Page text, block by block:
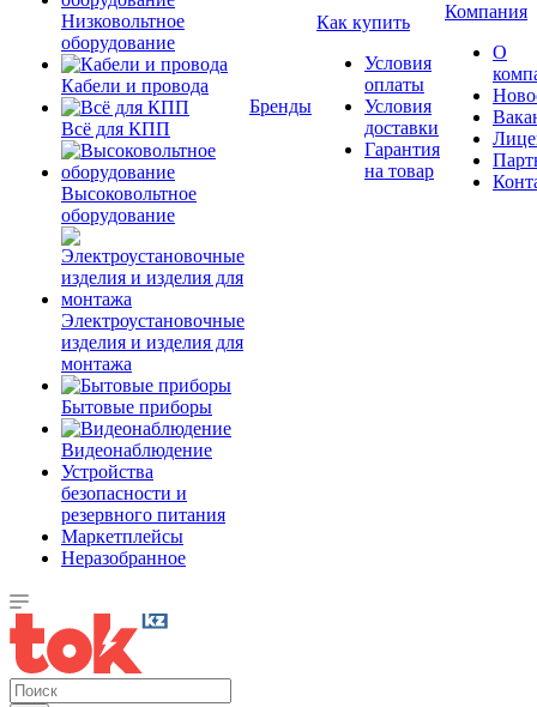
Низковольтное
оборудование
Кабели и провода
Всё для КПП
Высоковольтное
оборудование
Электроустановочные
изделия и изделия для
монтажа
Бытовые приборы
Видеонаблюдение
Устройства
безопасности и
резервного питания
Маркетплейсы
Неразобранное
Бренды
Как купить
Условия
оплаты
Условия
доставки
Гарантия
на товар
Компания
О